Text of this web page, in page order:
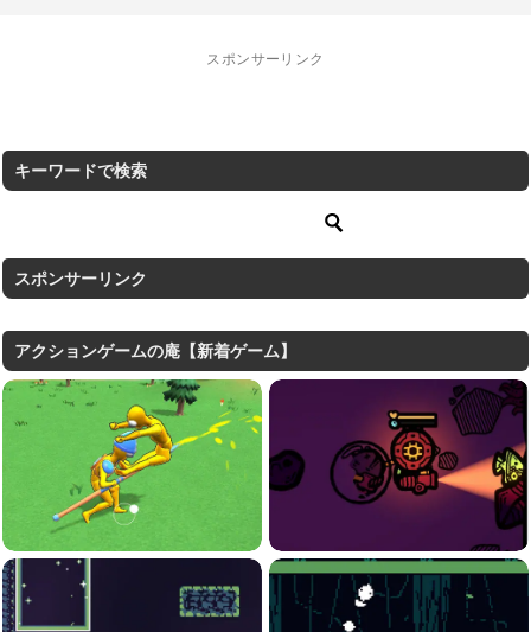
スポンサーリンク
キーワードで検索
スポンサーリンク
アクションゲームの庵【新着ゲーム】